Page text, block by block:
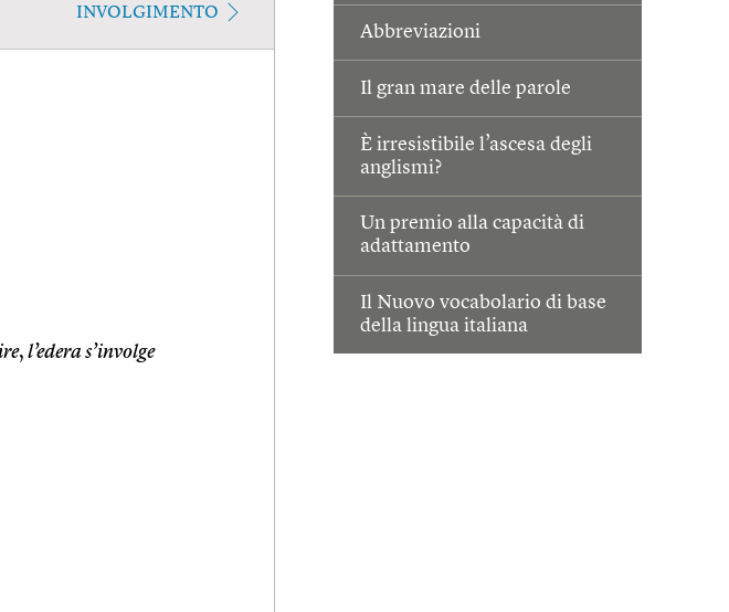
Abbreviazioni
Il gran mare delle parole
È irresistibile l’ascesa degli
anglismi?
Un premio alla capacità di
adattamento
Il Nuovo vocabolario di base
della lingua italiana
INVOLGIMENTO
, l’edera s’involge